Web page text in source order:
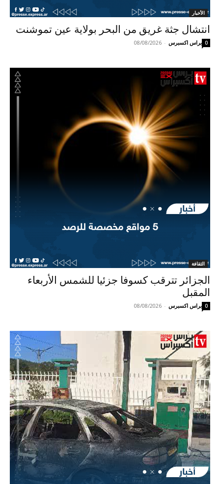
الأخبار
انتشال جثة غريق من البحر بولاية عين تموشنت
براس اكسبرس -
08/08/2026 0
الثقافة
الجزائر تترقب كسوفا جزئيا للشمس الأربعاء
المقبل
براس اكسبرس -
08/08/2026 0